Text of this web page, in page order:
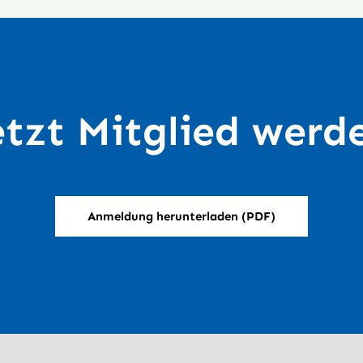
Mitglied
Anmeldung herunterladen (PDF)